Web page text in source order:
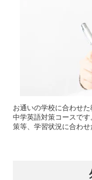
お通いの学校に合わせ
中学英語対策コースで
策等、学習状況に合わせ